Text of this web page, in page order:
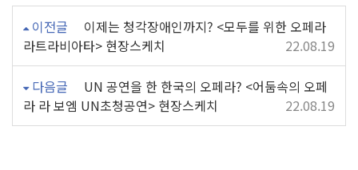
이전글
이제는 청각장애인까지? <모두를 위한 오페라
라트라비아타> 현장스케치
22.08.19
다음글
UN 공연을 한 한국의 오페라? <어둠속의 오페
라 라 보엠 UN초청공연> 현장스케치
22.08.19